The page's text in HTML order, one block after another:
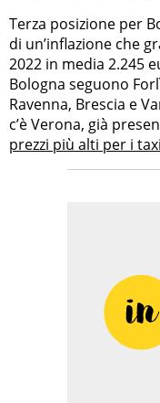
Terza posizione per
di un’inflazione che
2022 in media 2.245
Bologna seguono
Ravenna, Brescia e
c’è Verona, già
prezzi più alti per i taxi